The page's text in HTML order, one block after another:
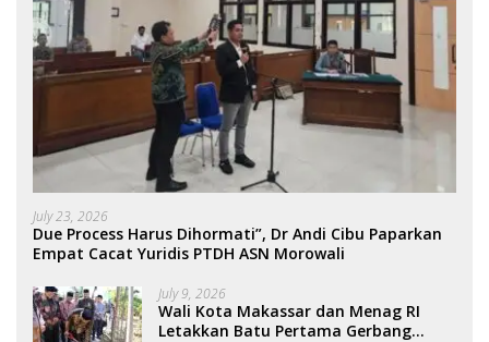
July 23, 2026
Due Process Harus Dihormati”, Dr Andi Cibu Paparkan
Empat Cacat Yuridis PTDH ASN Morowali
July 9, 2026
Wali Kota Makassar dan Menag RI
Letakkan Batu Pertama Gerbang